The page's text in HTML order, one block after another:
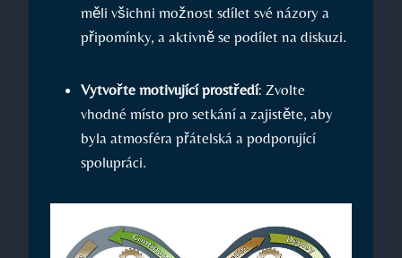
měli všichni možnost sdílet své názory a
připomínky, a aktivně se podílet na diskuzi.
Vytvořte motivující prostředí: Zvolte
vhodné místo pro setkání a zajistěte, aby
byla atmosféra přátelská a podporující
spolupráci.